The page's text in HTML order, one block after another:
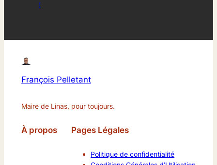
!
François Pelletant
Maire de Linas, pour toujours.
À propos Pages Légales
Politique de confidentialité